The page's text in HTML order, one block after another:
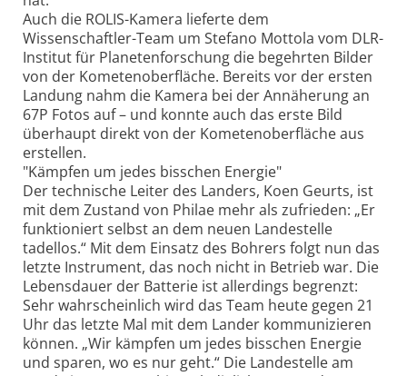
Auch die ROLIS-Kamera lieferte dem
Wissenschaftler-Team um Stefano Mottola vom DLR-
Institut für Planetenforschung die begehrten Bilder
von der Kometenoberfläche. Bereits vor der ersten
Landung nahm die Kamera bei der Annäherung an
67P Fotos auf – und konnte auch das erste Bild
überhaupt direkt von der Kometenoberfläche aus
erstellen.
"Kämpfen um jedes bisschen Energie"
Der technische Leiter des Landers, Koen Geurts, ist
mit dem Zustand von Philae mehr als zufrieden: „Er
funktioniert selbst an dem neuen Landestelle
tadellos.“ Mit dem Einsatz des Bohrers folgt nun das
letzte Instrument, das noch nicht in Betrieb war. Die
Lebensdauer der Batterie ist allerdings begrenzt:
Sehr wahrscheinlich wird das Team heute gegen 21
Uhr das letzte Mal mit dem Lander kommunizieren
können. „Wir kämpfen um jedes bisschen Energie
und sparen, wo es nur geht.“ Die Landestelle am